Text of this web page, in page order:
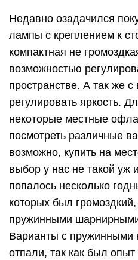
Недавно озадачился
лампы с креплением к
компактная не
возможностью
пространстве. А так же
регулировать яркость.
некоторые местные
посмотреть различные
возможно, купить на
выбор у нас не такой уж
попалось несколько
которых был
пружинными
Варианты с пружинными
отпали, так как был